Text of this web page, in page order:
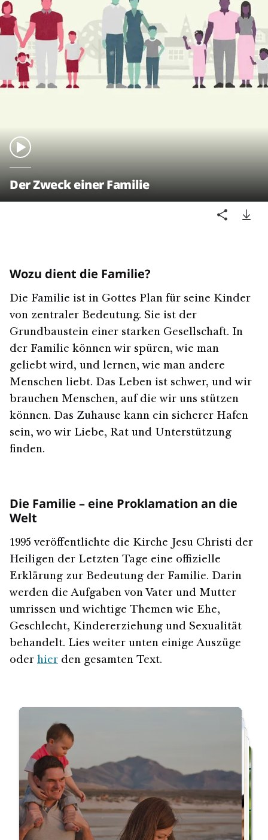
Der Zweck einer Familie
Wozu dient die Familie?
Die Familie ist in Gottes Plan für seine Kinder
von zentraler Bedeutung. Sie ist der
Grundbaustein einer starken Gesellschaft. In
der Familie können wir spüren, wie man
geliebt wird, und lernen, wie man andere
Menschen liebt. Das Leben ist schwer, und wir
brauchen Menschen, auf die wir uns stützen
können. Das Zuhause kann ein sicherer Hafen
sein, wo wir Liebe, Rat und Unterstützung
finden.
Die Familie – eine Proklamation an die
Welt
1995 veröffentlichte die Kirche Jesu Christi der
Heiligen der Letzten Tage eine offizielle
Erklärung zur Bedeutung der Familie. Darin
werden die Aufgaben von Vater und Mutter
umrissen und wichtige Themen wie Ehe,
Geschlecht, Kindererziehung und Sexualität
behandelt. Lies weiter unten einige Auszüge
oder hier den gesamten Text.
Nochmal von vorn